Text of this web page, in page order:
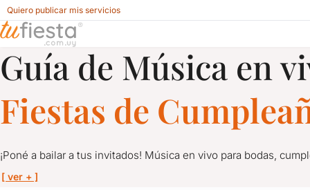
Quiero publicar mis servicios
Música en vivo para Cumpleaños de 15 en Durazno
Guía de Música en
Fiestas de
¡Poné a bailar a tus invitados! Música en vivo para bodas,
[ ver + ]